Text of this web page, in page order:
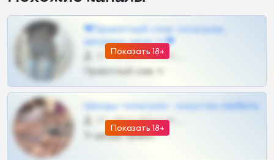
Показать 18+
❤Приватный слив телеграм,
шкодных шкур тг❤
57 •
Приватный слив тг
Показать 18+
Шкоды телеграм - искуство любить
27 •
Тг шкоды приват